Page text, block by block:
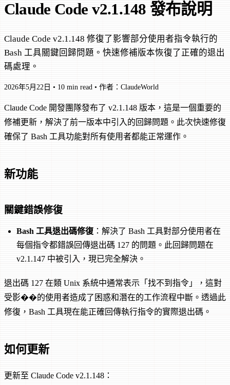
Claude Code v2.1.148 發布說明
Claude Code v2.1.148 修復了影響部分使用者指令執行的
Bash 工具關鍵回歸問題。快速修補版本恢復了正確的退出
碼處理。
2026年5月22日 • 10 min read • 作者：ClaudeWorld
Claude Code 開發團隊發布了 v2.1.148 版本，這是一個重要的
修補更新，解決了前一版本中引入的回歸問題。此次快速修復
確保了 Bash 工具功能對所有使用者都能正常運作。
新功能
關鍵錯誤修復
Bash 工具退出碼修復 ：解決了 Bash 工具對部分使用者在
每個指令都錯誤回傳退出碼 127 的問題。此回歸問題在
v2.1.147 中被引入，現已完全解決。
退出碼 127 在類 Unix 系統中通常表示「找不到指令」，這對
受影��的使用者造成了困惑和潛在的工作流程中斷。透過此
修復，Bash 工具現在能正確回傳執行指令的實際退出碼。
如何更新
更新至 Claude Code v2.1.148：